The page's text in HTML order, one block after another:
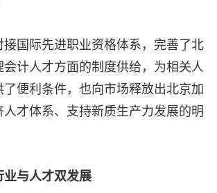
国际先进职业资格体系，完善了北
计人才方面的制度供给，为相关人
便利条件，也向市场释放出北京加
才体系、支持新质生产力发展的明
与人才双发展